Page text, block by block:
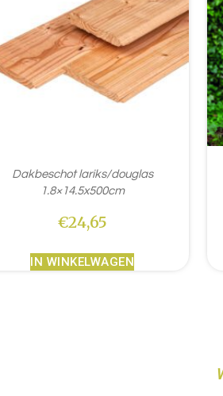
Dakbeschot lariks/douglas
1.8×14.5x500cm
€24,65
IN WINKELWAGEN